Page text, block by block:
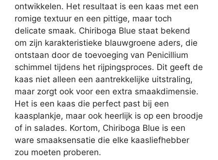
ontwikkelen. Het resultaat is een kaas met een
romige textuur en een pittige, maar toch
delicate smaak. Chiriboga Blue staat bekend
om zijn karakteristieke blauwgroene aders, die
ontstaan door de toevoeging van Penicillium
schimmel tijdens het rijpingsproces. Dit geeft de
kaas niet alleen een aantrekkelijke uitstraling,
maar zorgt ook voor een extra smaakdimensie.
Het is een kaas die perfect past bij een
kaasplankje, maar ook heerlijk is op een broodje
of in salades. Kortom, Chiriboga Blue is een
ware smaaksensatie die elke kaasliefhebber
zou moeten proberen.